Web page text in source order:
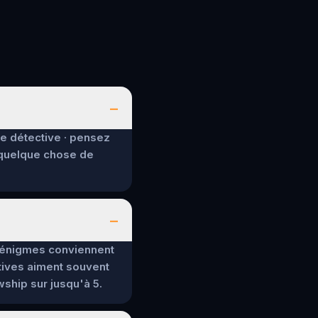
–
détective · pensez
chose de
–
conviennent
aiment souvent
sur jusqu'à 5.